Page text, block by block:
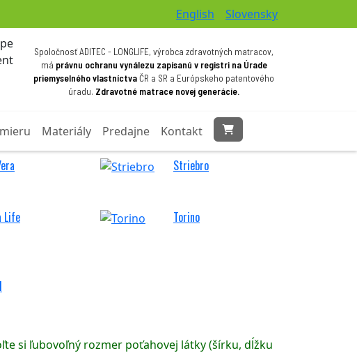
English Slovensky
Spoločnosť ADITEC - LONGLIFE, výrobca zdravotných matracov,
má právnu ochranu vynálezu zapísanú v registri na Úrade
priemyselného vlastníctvaČR a SR a Európskeho patentového
úradu. Zdravotné matrace novej generácie.
Materiály Predajne Kontakt
Striebro
Life Torino
si ľubovoľný rozmer poťahovej látky (šírku, dĺžku